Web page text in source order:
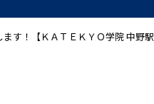
す！【ＫＡＴＥＫＹＯ学院 中野